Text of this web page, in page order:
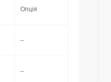
Опція
–
–